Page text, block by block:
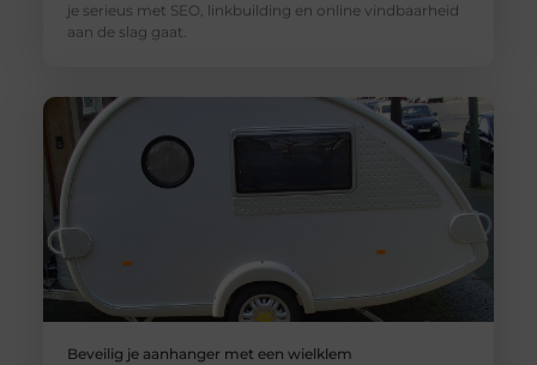
je serieus met SEO, linkbuilding en online vindbaarheid
aan de slag gaat.
Beveilig je aanhanger met een wielklem